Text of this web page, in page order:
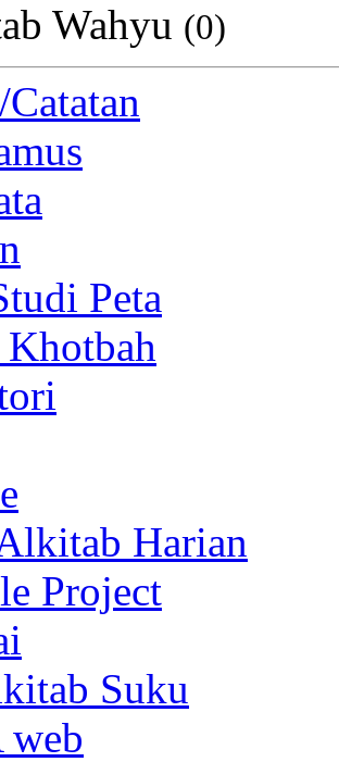
Wahyu (0)
Peta
Harian
Project
Suku